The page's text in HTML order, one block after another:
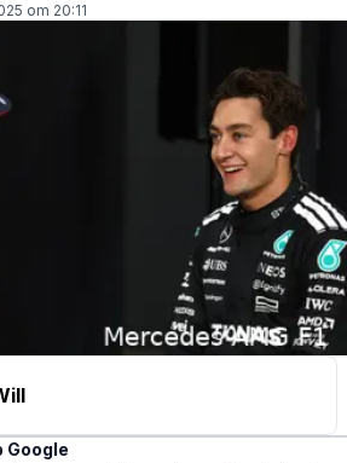
om 20:11
Google